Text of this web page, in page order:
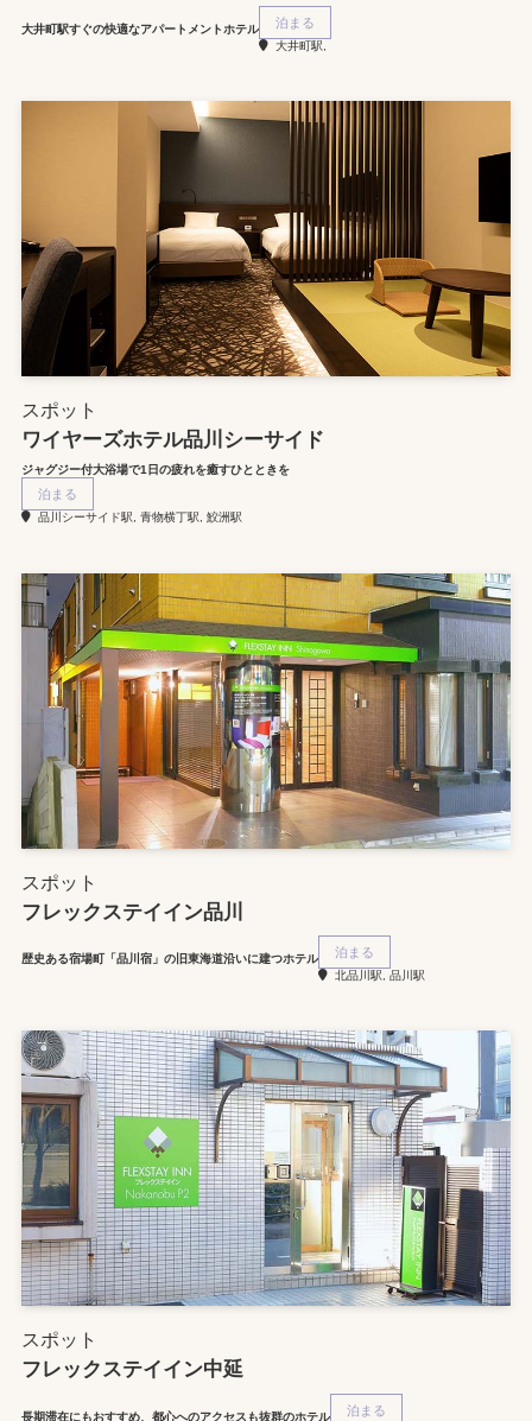
大井町駅すぐの快適なアパートメントホテル 泊まる
大井町駅,
スポット
ワイヤーズホテル品川シーサイド
ジャグジー付大浴場で1日の疲れを癒すひとときを
泊まる
品川シーサイド駅, 青物横丁駅, 鮫洲駅
スポット
フレックステイイン品川
歴史ある宿場町「品川宿」の旧東海道沿いに建つホテル 泊まる
北品川駅, 品川駅
スポット
フレックステイイン中延
長期滞在にもおすすめ、都心へのアクセスも抜群のホテル 泊まる